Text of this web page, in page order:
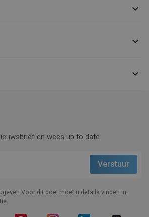



en wees up to date.
dit doel moet u details vinden in